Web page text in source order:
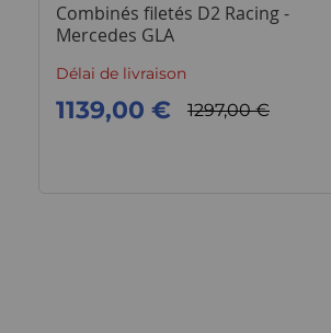
Combinés filetés D2 Racing -
Mercedes GLA
Délai de livraison
1297,00 €
1139,00 €